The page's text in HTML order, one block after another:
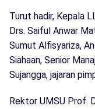
Turut hadir, Kepala
Drs. Saiful Anwar
Sumut Alfisyariza,
Siahaan, Senior
Sujangga, jajaran
Rektor UMSU Prof.